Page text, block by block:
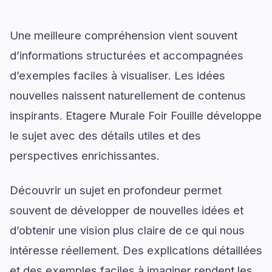
Une meilleure compréhension vient souvent
d’informations structurées et accompagnées
d’exemples faciles à visualiser. Les idées
nouvelles naissent naturellement de contenus
inspirants. Etagere Murale Foir Fouille développe
le sujet avec des détails utiles et des
perspectives enrichissantes.
Découvrir un sujet en profondeur permet
souvent de développer de nouvelles idées et
d’obtenir une vision plus claire de ce qui nous
intéresse réellement. Des explications détaillées